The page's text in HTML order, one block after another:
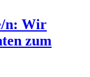
n: Wir
zum